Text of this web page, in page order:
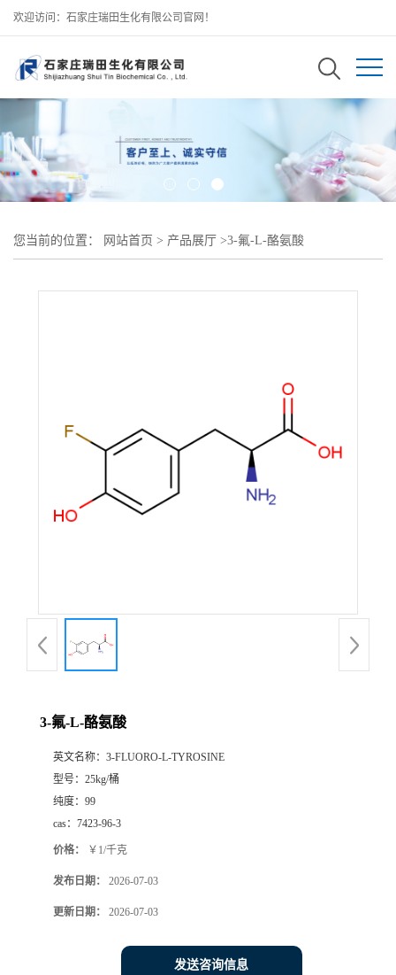
欢迎访问：石家庄瑞田生化有限公司官网！
您当前的位置： 网站首页 > 产品展厅 >3-氟-L-酪氨酸
3-氟-L-酪氨酸
英文名称： 3-FLUORO-L-TYROSINE
型号： 25kg/桶
纯度： 99
cas： 7423-96-3
价格： ￥1/千克
发布日期： 2026-07-03
更新日期： 2026-07-03
发送咨询信息